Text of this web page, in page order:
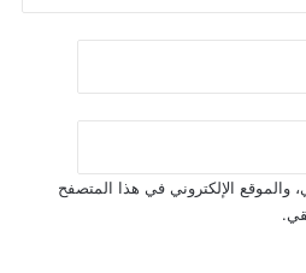
والموقع الإلكتروني في هذا المتصفح